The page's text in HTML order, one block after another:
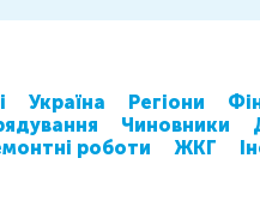
Україна Регіони
Чиновники
роботи ЖКГ